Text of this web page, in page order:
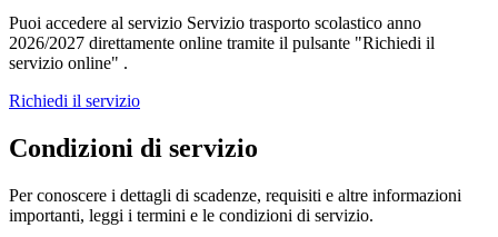
Puoi accedere al servizio Servizio trasporto scolastico anno
2026/2027 direttamente online tramite il pulsante "Richiedi il
servizio online" .
Richiedi il servizio
Condizioni di servizio
Per conoscere i dettagli di scadenze, requisiti e altre informazioni
importanti, leggi i termini e le condizioni di servizio.